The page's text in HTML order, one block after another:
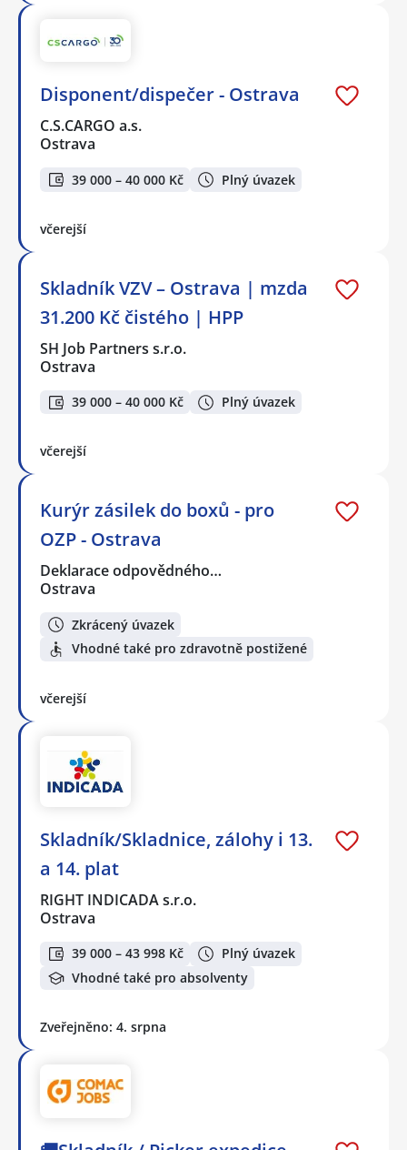
Disponent/dispečer - Ostrava
C.S.CARGO a.s.
Ostrava
39 000 – 40 000 Kč Plný úvazek
včerejší
Skladník VZV – Ostrava | mzda
31.200 Kč čistého | HPP
SH Job Partners s.r.o.
Ostrava
39 000 – 40 000 Kč Plný úvazek
včerejší
Kurýr zásilek do boxů - pro
OZP - Ostrava
Deklarace odpovědného…
Ostrava
Zkrácený úvazek
Vhodné také pro zdravotně postižené
včerejší
Skladník/Skladnice, zálohy i 13.
a 14. plat
RIGHT INDICADA s.r.o.
Ostrava
39 000 – 43 998 Kč
Plný úvazek
Vhodné také pro absolventy
Zveřejněno: 4. srpna